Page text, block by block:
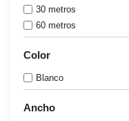
30 metros
60 metros
Color
Blanco
Ancho